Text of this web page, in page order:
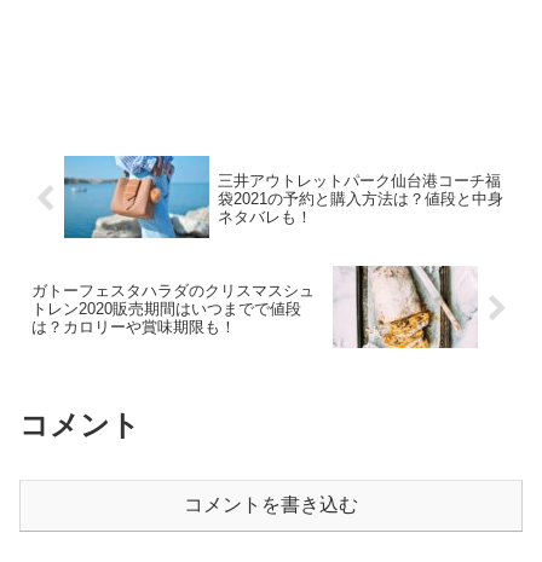
三井アウトレットパーク仙台港コーチ福
袋2021の予約と購入方法は？値段と中身
ネタバレも！
ガトーフェスタハラダのクリスマスシュ
トレン2020販売期間はいつまでで値段
は？カロリーや賞味期限も！
コメント
コメントを書き込む